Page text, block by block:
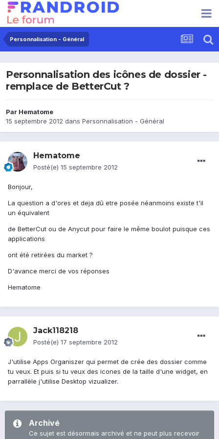
Personnalisation - Général
Personnalisation des icônes de dossier -
remplace de BetterCut ?
Par Hematome
15 septembre 2012 dans Personnalisation - Général
Hematome
Posté(e) 15 septembre 2012
Bonjour,
La question a d'ores et deja dû etre posée néanmoins existe t'il
un équivalent
de BetterCut ou de Anycut pour faire le même boulot puisque ces
applications
ont été retirées du market ?
D'avance merci de vos réponses
Hematome
Jack118218
Posté(e) 17 septembre 2012
J'utilise Apps Organiszer qui permet de crée des dossier comme
tu veux. Et puis si tu veux des icones de la taille d'une widget, en
parrallèle j'utilise Desktop vizualizer.
Archivé
Ce sujet est désormais archivé et ne peut plus recevoir